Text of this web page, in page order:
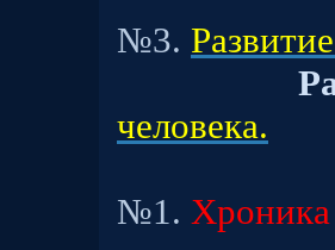
№3.
человека.
№1.